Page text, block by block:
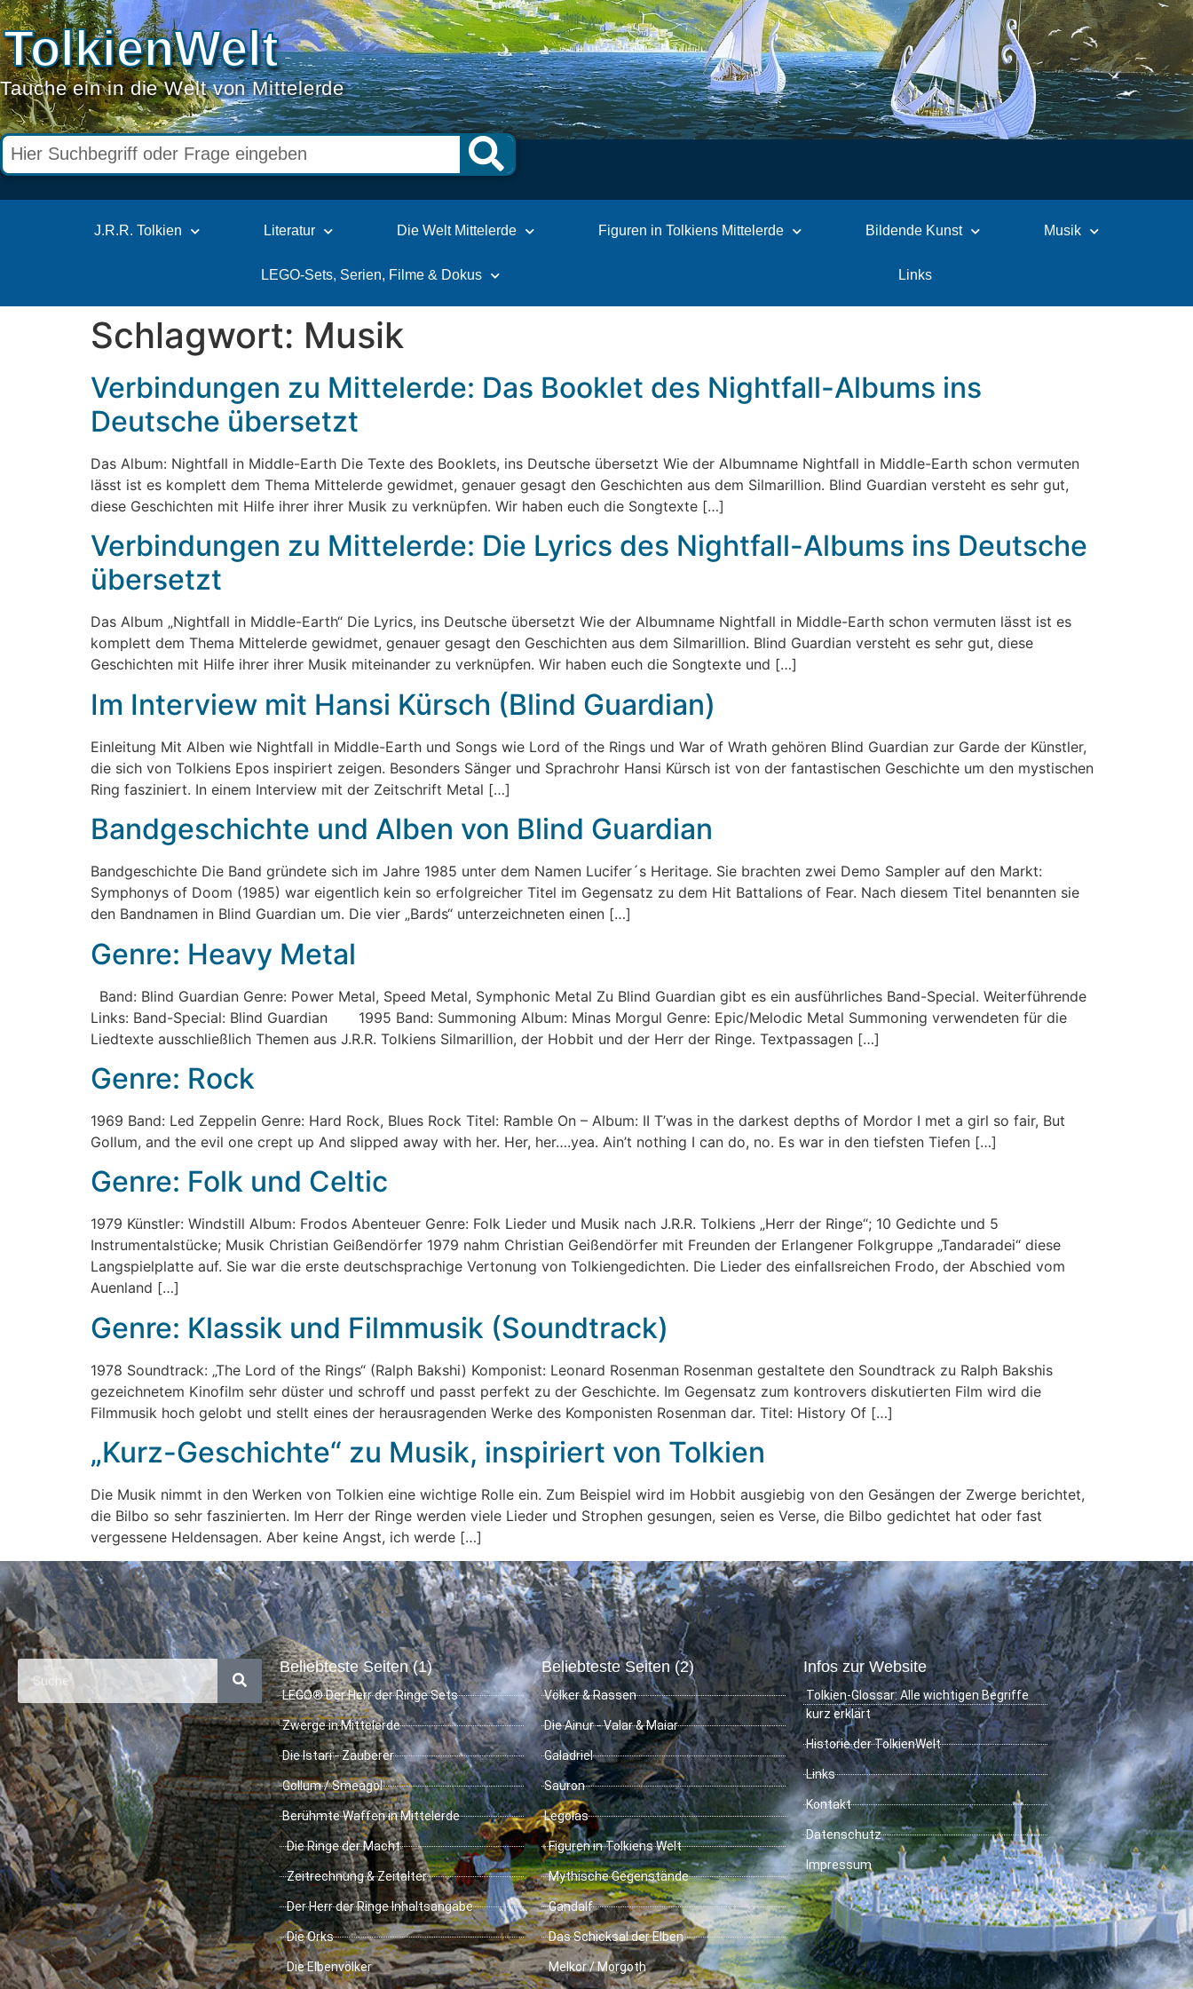
TolkienWelt
Tauche ein in die Welt von Mittelerde
J.R.R. Tolkien Literatur Die Welt Mittelerde Figuren in Tolkiens Mittelerde Bildende Kunst Musik
LEGO-Sets, Serien, Filme & Dokus Links
Schlagwort: Musik
Verbindungen zu Mittelerde: Das Booklet des Nightfall-Albums ins
Deutsche übersetzt
Das Album: Nightfall in Middle-Earth Die Texte des Booklets, ins Deutsche übersetzt Wie der Albumname Nightfall in Middle-Earth schon vermuten
lässt ist es komplett dem Thema Mittelerde gewidmet, genauer gesagt den Geschichten aus dem Silmarillion. Blind Guardian versteht es sehr gut,
diese Geschichten mit Hilfe ihrer ihrer Musik zu verknüpfen. Wir haben euch die Songtexte […]
Verbindungen zu Mittelerde: Die Lyrics des Nightfall-Albums ins Deutsche
übersetzt
Das Album „Nightfall in Middle-Earth“ Die Lyrics, ins Deutsche übersetzt Wie der Albumname Nightfall in Middle-Earth schon vermuten lässt ist es
komplett dem Thema Mittelerde gewidmet, genauer gesagt den Geschichten aus dem Silmarillion. Blind Guardian versteht es sehr gut, diese
Geschichten mit Hilfe ihrer ihrer Musik miteinander zu verknüpfen. Wir haben euch die Songtexte und […]
Im Interview mit Hansi Kürsch (Blind Guardian)
Einleitung Mit Alben wie Nightfall in Middle-Earth und Songs wie Lord of the Rings und War of Wrath gehören Blind Guardian zur Garde der Künstler,
die sich von Tolkiens Epos inspiriert zeigen. Besonders Sänger und Sprachrohr Hansi Kürsch ist von der fantastischen Geschichte um den mystischen
Ring fasziniert. In einem Interview mit der Zeitschrift Metal […]
Bandgeschichte und Alben von Blind Guardian
Bandgeschichte Die Band gründete sich im Jahre 1985 unter dem Namen Lucifer´s Heritage. Sie brachten zwei Demo Sampler auf den Markt:
Symphonys of Doom (1985) war eigentlich kein so erfolgreicher Titel im Gegensatz zu dem Hit Battalions of Fear. Nach diesem Titel benannten sie
den Bandnamen in Blind Guardian um. Die vier „Bards“ unterzeichneten einen […]
Genre: Heavy Metal
Band: Blind Guardian Genre: Power Metal, Speed Metal, Symphonic Metal Zu Blind Guardian gibt es ein ausführliches Band-Special. Weiterführende
Links: Band-Special: Blind Guardian 1995 Band: Summoning Album: Minas Morgul Genre: Epic/Melodic Metal Summoning verwendeten für die
Liedtexte ausschließlich Themen aus J.R.R. Tolkiens Silmarillion, der Hobbit und der Herr der Ringe. Textpassagen […]
Genre: Rock
1969 Band: Led Zeppelin Genre: Hard Rock, Blues Rock Titel: Ramble On – Album: II T’was in the darkest depths of Mordor I met a girl so fair, But
Gollum, and the evil one crept up And slipped away with her. Her, her….yea. Ain’t nothing I can do, no. Es war in den tiefsten Tiefen […]
Genre: Folk und Celtic
1979 Künstler: Windstill Album: Frodos Abenteuer Genre: Folk Lieder und Musik nach J.R.R. Tolkiens „Herr der Ringe“; 10 Gedichte und 5
Instrumentalstücke; Musik Christian Geißendörfer 1979 nahm Christian Geißendörfer mit Freunden der Erlangener Folkgruppe „Tandaradei“ diese
Langspielplatte auf. Sie war die erste deutschsprachige Vertonung von Tolkiengedichten. Die Lieder des einfallsreichen Frodo, der Abschied vom
Auenland […]
Genre: Klassik und Filmmusik (Soundtrack)
1978 Soundtrack: „The Lord of the Rings“ (Ralph Bakshi) Komponist: Leonard Rosenman Rosenman gestaltete den Soundtrack zu Ralph Bakshis
gezeichnetem Kinofilm sehr düster und schroff und passt perfekt zu der Geschichte. Im Gegensatz zum kontrovers diskutierten Film wird die
Filmmusik hoch gelobt und stellt eines der herausragenden Werke des Komponisten Rosenman dar. Titel: History Of […]
„Kurz-Geschichte“ zu Musik, inspiriert von Tolkien
Die Musik nimmt in den Werken von Tolkien eine wichtige Rolle ein. Zum Beispiel wird im Hobbit ausgiebig von den Gesängen der Zwerge berichtet,
die Bilbo so sehr faszinierten. Im Herr der Ringe werden viele Lieder und Strophen gesungen, seien es Verse, die Bilbo gedichtet hat oder fast
vergessene Heldensagen. Aber keine Angst, ich werde […]
Beliebteste Seiten (1)
LEGO® Der Herr der Ringe Sets
Zwerge in Mittelerde
Die Istari - Zauberer
Gollum / Smeagol
Berühmte Waffen in Mittelerde
Die Ringe der Macht
Zeitrechnung & Zeitalter
Der Herr der Ringe Inhaltsangabe
Die Orks
Die Elbenvölker
Beliebteste Seiten (2)
Völker & Rassen
Die Ainur - Valar & Maiar
Galadriel
Sauron
Legolas
Figuren in Tolkiens Welt
Mythische Gegenstände
Gandalf
Das Schicksal der Elben
Melkor / Morgoth
Infos zur Website
Tolkien-Glossar: Alle wichtigen Begriffe
kurz erklärt
Historie der TolkienWelt
Links
Kontakt
Datenschutz
Impressum